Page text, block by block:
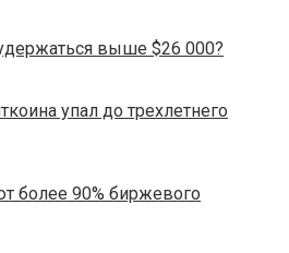
выше $26 000?
упал до трехлетнего
более 90% биржевого